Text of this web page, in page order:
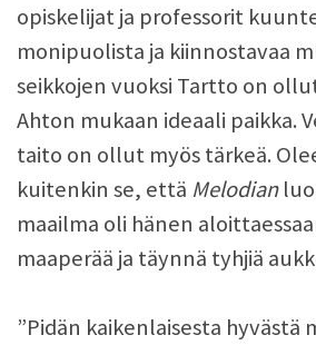
opiskelijat ja professorit
monipuolista ja kiinnostavaa
seikkojen vuoksi Tartto on
Ahton mukaan ideaali paikka.
taito on ollut myös tärkeä.
kuitenkin se, että Melodian
maailma oli hänen
maaperää ja täynnä tyhjiä
”Pidän kaikenlaisesta hyvästä